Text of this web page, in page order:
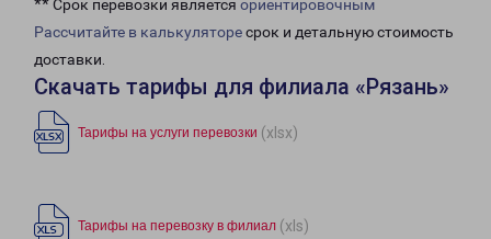
** Срок перевозки является ориентировочным
Рассчитайте в калькуляторесрок и детальную стоимость
доставки.
Скачать тарифы для филиала «Рязань»
Тарифы на услуги перевозки (xlsx)
Тарифы на перевозку в филиал (xls)